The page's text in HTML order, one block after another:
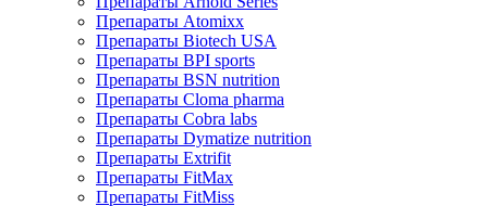
Препараты Atomixx
Препараты Biotech USA
Препараты BPI sports
Препараты BSN nutrition
Препараты Cloma pharma
Препараты Cobra labs
Препараты Dymatize nutrition
Препараты Extrifit
Препараты FitMax
Препараты FitMiss